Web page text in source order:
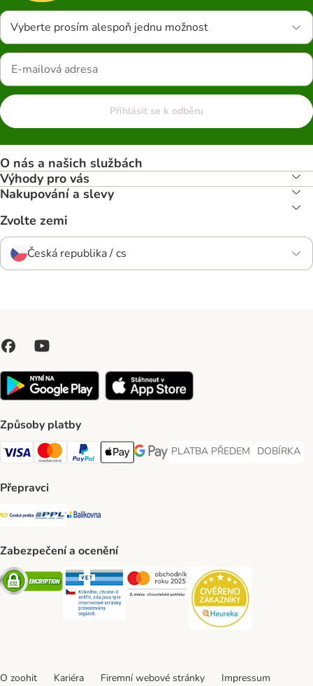
Vyberte prosím alespoň jednu možnost
Přihlásit se k odběru
O nás a našich službách
Výhody pro vás
Nakupování a slevy
Zvolte zemi
Česká republika / cs
Způsoby platby
Visa Payment Method
Mastercard Payment Method
PayPal Payment Method
Apple pay Payment Method
GooglePay Payment Method
PLATBA PŘEDEM
PLATBA PŘEDEM Payment
DOBÍRKA
DOBÍRKA
Přepravci
Česká pošta Shipping Method
PPL Shipping Method
Balíkovna Shipping Method
Zabezpečení a ocenění
Security Security Security
O zoohit Kariéra Firemní webové stránky Impressum